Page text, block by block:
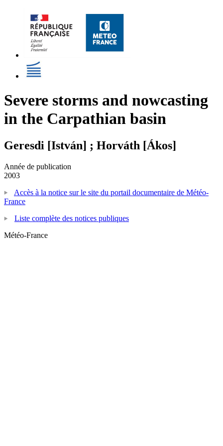
Severe storms and nowcasting
in the Carpathian basin
Geresdi [István] ; Horváth [Ákos]
Année de publication
2003
Accès à la notice sur le site du portail documentaire de Météo-
France
Liste complète des notices publiques
Météo-France